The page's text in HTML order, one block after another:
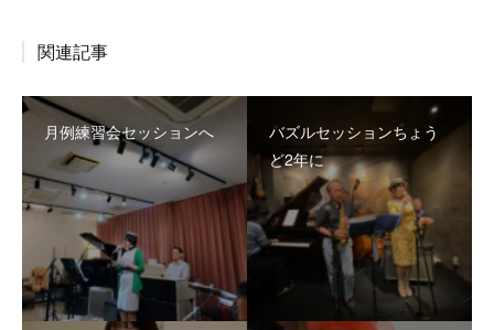
関連記事
月例練習会セッションへ
バズルセッションちょう
ど2年に